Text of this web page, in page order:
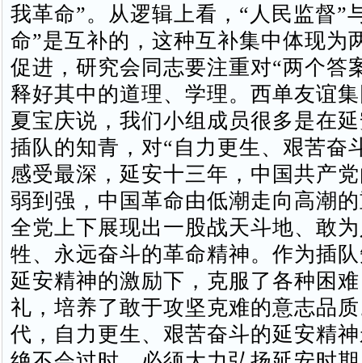
我革命”。从逻辑上看，“人民监督”
命”是互补的，这种互补集中体现为
促进，研究会同志要注重对“两个答
释好其中的道理、学理。西单友谊
夏宝庆说，我们小组成员很多是在
插队的知青，对“自力更生、艰苦奋
感受最深，延安十三年，中国共产
弱到强，中国革命由低潮走向高潮
全党上下展现出一股战天斗地、敢
牲、永远奋斗的革命精神。作为插
延安精神的激励下，克服了各种困
礼，培养了敢于攻坚克难的意志品
代，自力更生、艰苦奋斗的延安精